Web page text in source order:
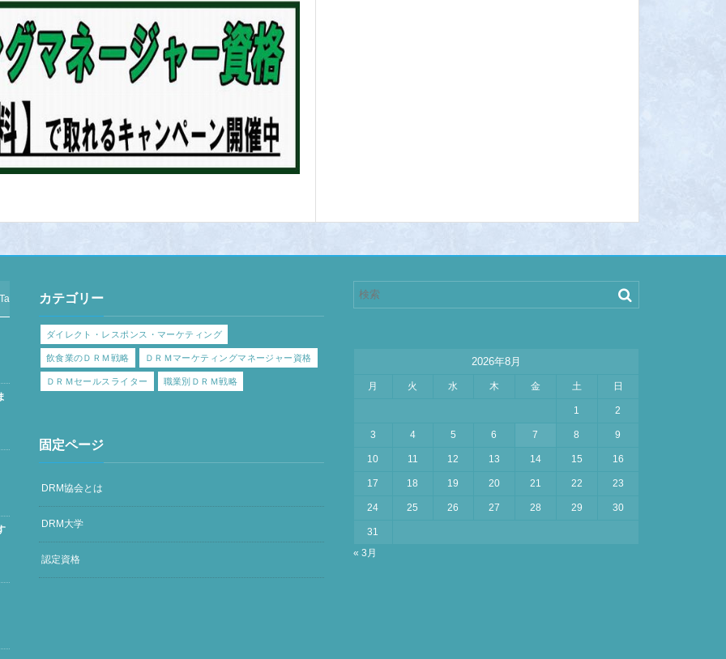
Tag Cloudカテゴリー
ダイレクト・レスポンス・マーケティング
飲食業のＤＲＭ戦略 ＤＲＭマーケティングマネージャー資格
ＤＲＭセールスライター 職業別ＤＲＭ戦略
固定ページ
DRM協会とは
DRM大学
認定資格
2026年8月
月 火 水 木 金 土 日
1 2
3 4 5 6 7 8 9
10 11 12 13 14 15 16
17 18 19 20 21 22 23
24 25 26 27 28 29 30
31
« 3月